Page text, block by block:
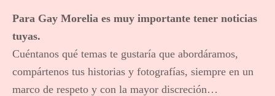
Para Gay Morelia es muy importante tener noticias
tuyas.
Cuéntanos qué temas te gustaría que abordáramos,
compártenos tus historias y fotografías, siempre en un
marco de respeto y con la mayor discreción…